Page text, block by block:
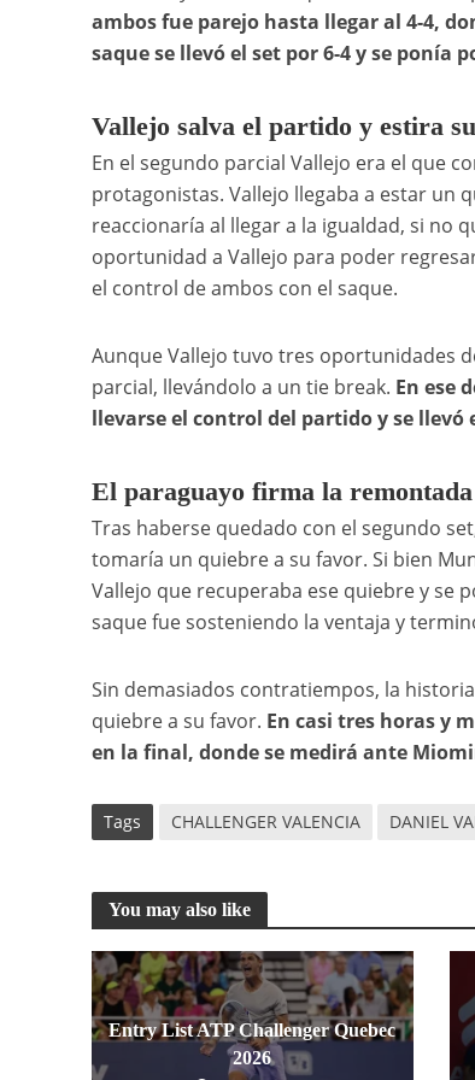
ambos fue parejo hasta llegar al 4-4,
saque se llevó el set por 6-4 y se ponía
Vallejo salva el partido y estira
En el segundo parcial Vallejo era el que
protagonistas. Vallejo llegaba a estar un
reaccionaría al llegar a la igualdad, si no
oportunidad a Vallejo para poder
el control de ambos con el saque.
Aunque Vallejo tuvo tres oportunidades
parcial, llevándolo a un tie break. En ese
llevarse el control del partido y se llevó
El paraguayo firma la remontada
Tras haberse quedado con el segundo
tomaría un quiebre a su favor. Si bien
Vallejo que recuperaba ese quiebre y se
saque fue sosteniendo la ventaja y
Sin demasiados contratiempos, la
quiebre a su favor. En casi tres horas y
en la final, donde se medirá ante
Tags CHALLENGER VALENCIA DANIEL
You may also like
Entry List ATP Challenger Quebec
2026